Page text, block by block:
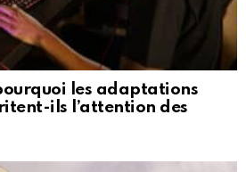
les adaptations
ils l’attention des